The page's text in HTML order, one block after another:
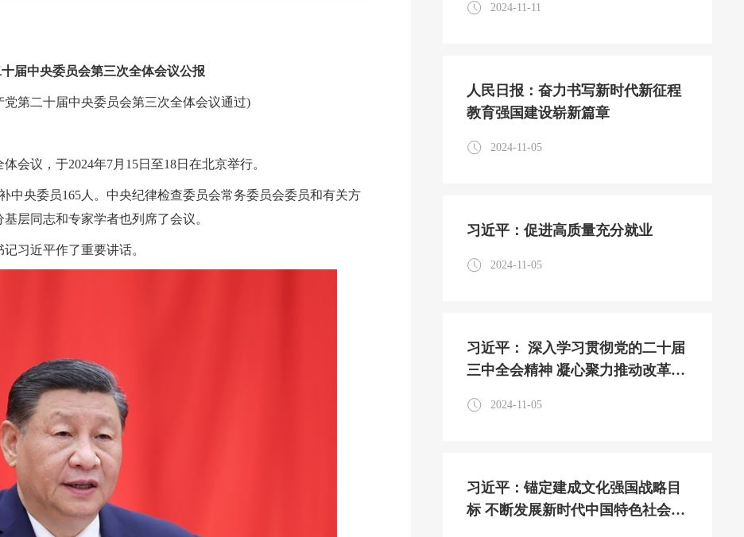
届中央委员会第三次全体会议公报
党第二十届中央委员会第三次全体会议通过)
会议，于2024年7月15日至18日在北京举行。
中央委员165人。中央纪律检查委员会常务委员会委员和有关方
层同志和专家学者也列席了会议。
习近平作了重要讲话。
2024-11-11
人民日报：奋力书写新时代新征程
教育强国建设崭新篇章
2024-11-05
习近平：促进高质量充分就业
2024-11-05
习近平： 深入学习贯彻党的二十届
三中全会精神 凝心聚力推动改革行
2024-11-05
习近平：锚定建成文化强国战略目
标 不断发展新时代中国特色社会主